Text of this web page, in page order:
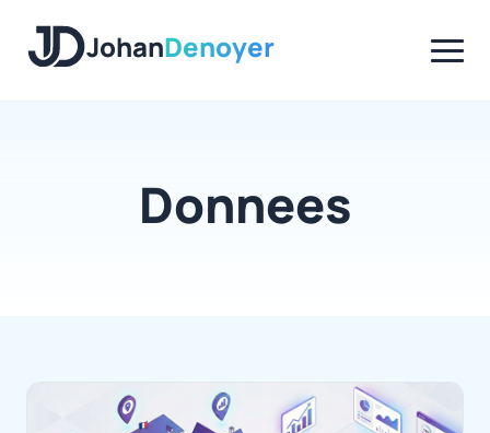
JohanDenoyer
Donnees